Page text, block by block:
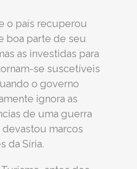
o país recuperou
boa parte de seu
as investidas para
se suscetíveis
o governo
ignora as
de uma guerra
marcos
da Síria.